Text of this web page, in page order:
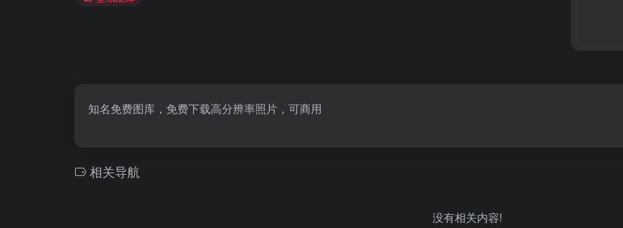
知名免费图库，免费下载高分辨率照片，可商用
相关导航
没有相关内容!